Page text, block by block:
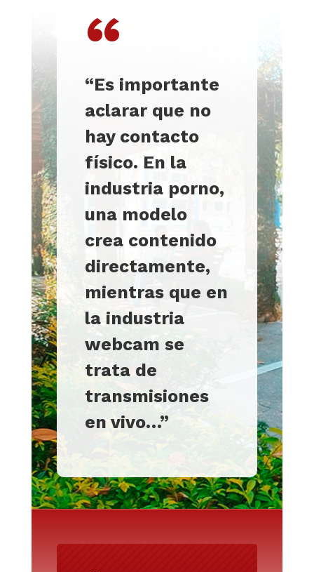
“
“Es importante
aclarar que no
hay contacto
físico. En la
industria porno,
una modelo
crea contenido
directamente,
mientras que en
la industria
webcam se
trata de
transmisiones
en vivo…”